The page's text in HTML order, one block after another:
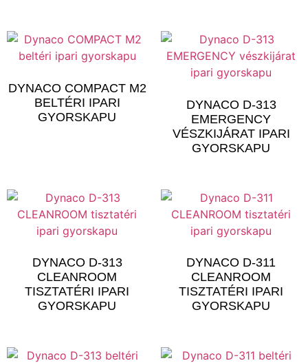
DYNACO COMPACT M2
BELTÉRI IPARI
GYORSKAPU
DYNACO D-313
EMERGENCY
VÉSZKIJÁRAT IPARI
GYORSKAPU
DYNACO D-313
CLEANROOM
TISZTATÉRI IPARI
GYORSKAPU
DYNACO D-311
CLEANROOM
TISZTATÉRI IPARI
GYORSKAPU